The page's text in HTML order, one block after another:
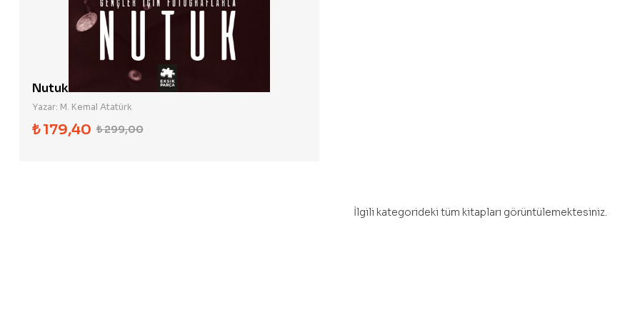
Nutuk
Yazar: M. Kemal Atatürk
₺299,00
₺179,40
İlgili kategorideki tüm kitapları görüntülemektesiniz.